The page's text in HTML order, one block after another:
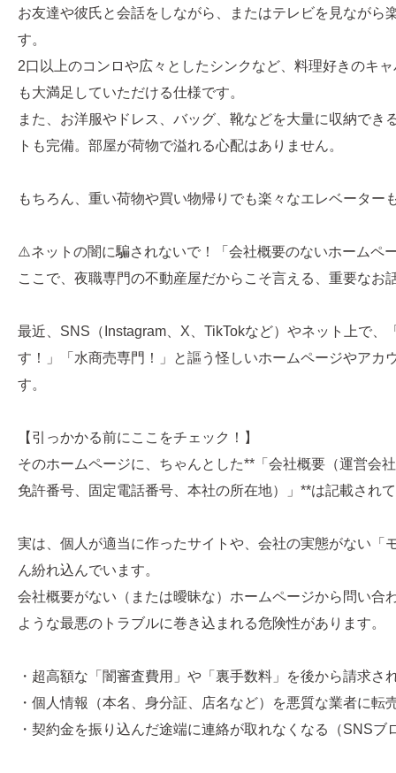
お友達や彼氏と会話をしながら、またはテレビを見ながら
す。
2口以上のコンロや広々としたシンクなど、料理好きのキ
も大満足していただける仕様です。
また、お洋服やドレス、バッグ、靴などを大量に収納でき
トも完備。部屋が荷物で溢れる心配はありません。
もちろん、重い荷物や買い物帰りでも楽々なエレベーター
⚠️ネットの闇に騙されないで！「会社概要のないホームペ
ここで、夜職専門の不動産屋だからこそ言える、重要なお
最近、SNS（Instagram、X、TikTokなど）やネット上で、
す！」「水商売専門！」と謳う怪しいホームページやアカ
す。
【引っかかる前にここをチェック！】
そのホームページに、ちゃんとした**「会社概要（運営会
免許番号、固定電話番号、本社の所在地）」**は記載され
実は、個人が適当に作ったサイトや、会社の実態がない「
ん紛れ込んでいます。
会社概要がない（または曖昧な）ホームページから問い合
ような最悪のトラブルに巻き込まれる危険性があります。
・超高額な「闇審査費用」や「裏手数料」を後から請求さ
・個人情報（本名、身分証、店名など）を悪質な業者に転
・契約金を振り込んだ途端に連絡が取れなくなる（SNSブ